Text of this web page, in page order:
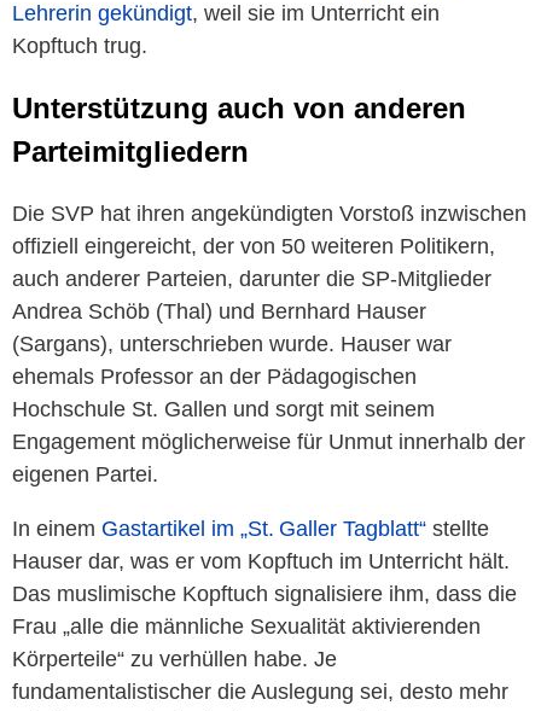
Lehrerin gekündigt, weil sie im Unterricht ein
Kopftuch trug.
Unterstützung auch von anderen
Parteimitgliedern
Die SVP hat ihren angekündigten Vorstoß inzwischen
offiziell eingereicht, der von 50 weiteren Politikern,
auch anderer Parteien, darunter die SP-Mitglieder
Andrea Schöb (Thal) und Bernhard Hauser
(Sargans), unterschrieben wurde. Hauser war
ehemals Professor an der Pädagogischen
Hochschule St. Gallen und sorgt mit seinem
Engagement möglicherweise für Unmut innerhalb der
eigenen Partei.
In einem Gastartikel im „St. Galler Tagblatt“ stellte
Hauser dar, was er vom Kopftuch im Unterricht hält.
Das muslimische Kopftuch signalisiere ihm, dass die
Frau „alle die männliche Sexualität aktivierenden
Körperteile“ zu verhüllen habe. Je
fundamentalistischer die Auslegung sei, desto mehr